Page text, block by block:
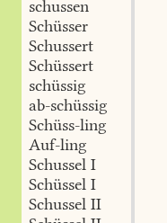
schussen
Schüsser
Schussert
Schüssert
schüssig
ab-schüssig
Schüss-ling
Auf-ling
Schussel I
Schüssel I
Schussel II